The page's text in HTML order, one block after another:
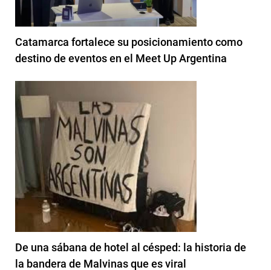
Catamarca fortalece su posicionamiento como
destino de eventos en el Meet Up Argentina
De una sábana de hotel al césped: la historia de
la bandera de Malvinas que es viral